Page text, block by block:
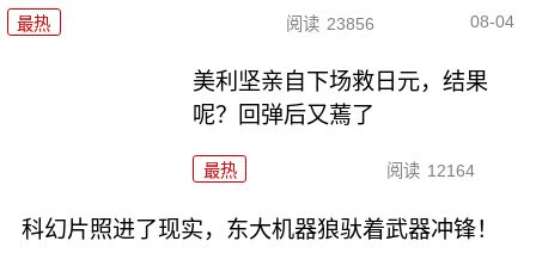
最热 阅读 23856 08-04
美利坚亲自下场救日元，结果
呢？回弹后又蔫了
最热 阅读 12164
科幻片照进了现实，东大机器狼驮着武器冲锋！